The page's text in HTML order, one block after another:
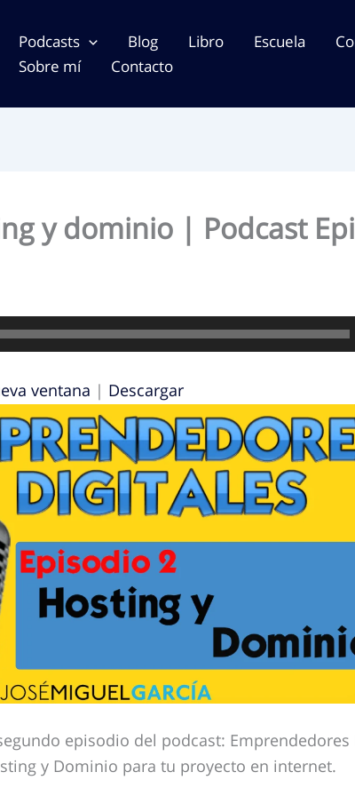
Podcasts Blog Libro Escuela
Sobre mí
Contacto
y dominio | Podcast
ventana | Descargar
episodio del podcast:
y Dominio para tu proyecto en internet.